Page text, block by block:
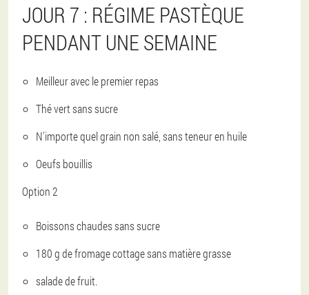
JOUR 7 : RÉGIME PASTÈQUE
PENDANT UNE SEMAINE
Meilleur avec le premier repas
Thé vert sans sucre
N'importe quel grain non salé, sans teneur en huile
Oeufs bouillis
Option 2
Boissons chaudes sans sucre
180 g de fromage cottage sans matière grasse
salade de fruit.